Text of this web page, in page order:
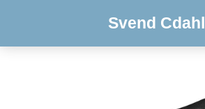
Svend Cdahl